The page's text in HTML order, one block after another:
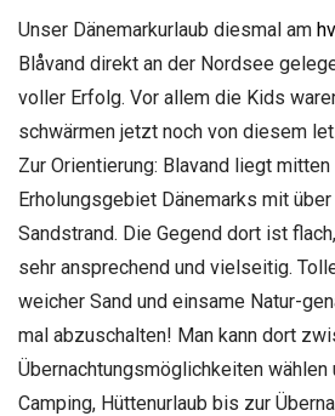
Unser Dänemarkurlaub diesmal am
Blåvand direkt an der Nordsee
voller Erfolg. Vor allem die Kids
schwärmen jetzt noch von diesem
Zur Orientierung: Blavand liegt
Erholungsgebiet Dänemarks mit
Sandstrand. Die Gegend dort ist
sehr ansprechend und vielseitig.
weicher Sand und einsame Natur-
mal abzuschalten! Man kann dort
Übernachtungsmöglichkeiten wählen
Camping, Hüttenurlaub bis zur